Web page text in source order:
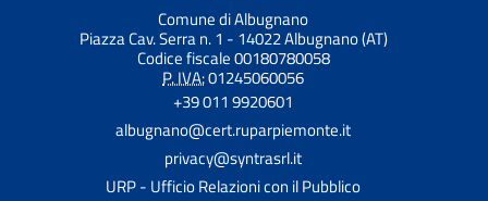
Comune di Albugnano
Piazza Cav. Serra n. 1 - 14022 Albugnano (AT)
Codice fiscale 00180780058
P. IVA:01245060056
+39 011 9920601
albugnano@cert.ruparpiemonte.it
privacy@syntrasrl.it
URP - Ufficio Relazioni con il Pubblico